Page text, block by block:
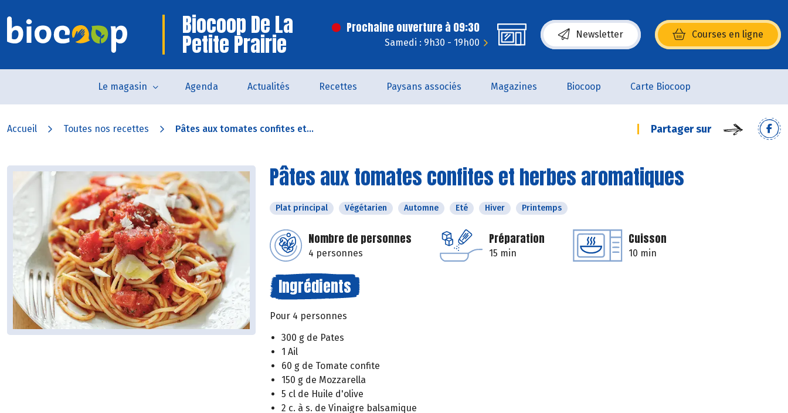
Biocoop De La
Petite Prairie
Prochaine ouverture à 09:30
Samedi : 9h30 - 19h00
Newsletter Courses en ligne
(s’ouvre dans une nouvelle fenêtre)
Le magasin Agenda Actualités Recettes Paysans associés Magazines Biocoop Carte Biocoop
Accueil Toutes nos recettes Pâtes aux tomates confites et... Partager sur
Pâtes aux tomates confites et herbes aromatiques
Plat principal Végétarien Automne Eté Hiver Printemps
Nombre de personnes
4 personnes
Préparation
15 min
Cuisson
10 min
Ingrédients
Pour 4 personnes
300 g de Pates
1 Ail
60 g de Tomate confite
150 g de Mozzarella
5 cl de Huile d'olive
2 c. à s. de Vinaigre balsamique